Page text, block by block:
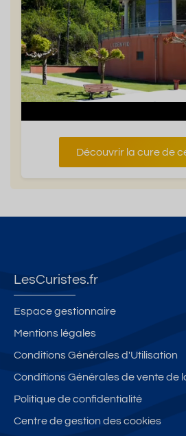
Découvrir la cure de
LesCuristes.fr
Espace gestionnaire
Mentions légales
Conditions Générales d'Utilisation
Conditions Générales de vente de
Politique de confidentialité
Centre de gestion des cookies